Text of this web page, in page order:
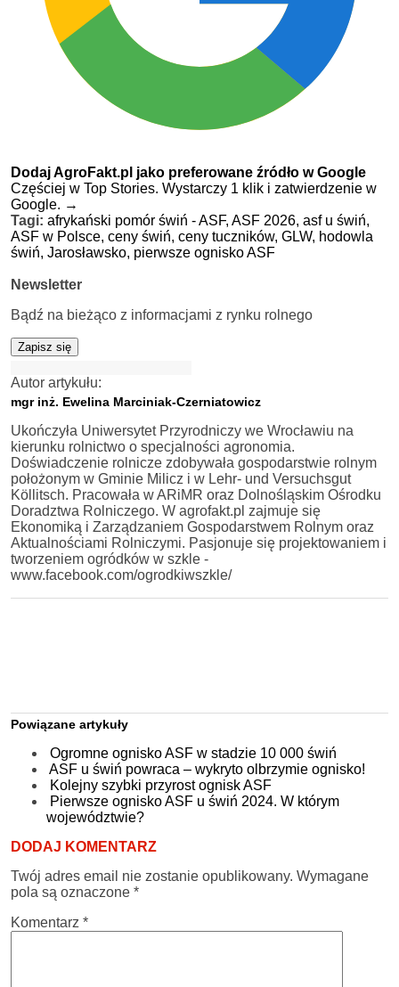
Dodaj AgroFakt.pl jako preferowane źródło w Google
Częściej w Top Stories. Wystarczy 1 klik i zatwierdzenie w
Google. →
Tagi: afrykański pomór świń - ASF, ASF 2026, asf u świń,
ASF w Polsce, ceny świń, ceny tuczników, GLW, hodowla
świń, Jarosławsko, pierwsze ognisko ASF
Newsletter
Bądź na bieżąco z informacjami z rynku rolnego
Zapisz się
Autor artykułu:
mgr inż. Ewelina Marciniak-Czerniatowicz
Ukończyła Uniwersytet Przyrodniczy we Wrocławiu na
kierunku rolnictwo o specjalności agronomia.
Doświadczenie rolnicze zdobywała gospodarstwie rolnym
położonym w Gminie Milicz i w Lehr- und Versuchsgut
Köllitsch. Pracowała w ARiMR oraz Dolnośląskim Ośrodku
Doradztwa Rolniczego. W agrofakt.pl zajmuje się
Ekonomiką i Zarządzaniem Gospodarstwem Rolnym oraz
Aktualnościami Rolniczymi. Pasjonuje się projektowaniem i
tworzeniem ogródków w szkle -
www.facebook.com/ogrodkiwszkle/
Powiązane artykuły
Ogromne ognisko ASF w stadzie 10 000 świń
ASF u świń powraca – wykryto olbrzymie ognisko!
Kolejny szybki przyrost ognisk ASF
Pierwsze ognisko ASF u świń 2024. W którym
województwie?
DODAJ KOMENTARZ
Twój adres email nie zostanie opublikowany. Wymagane
pola są oznaczone *
Komentarz *